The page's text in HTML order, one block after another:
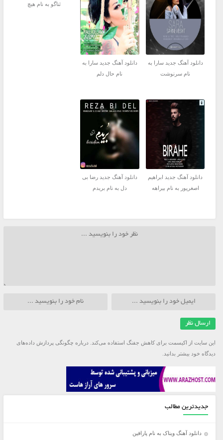
دانلود آهنگ جدید سارا به
نام سرنوشت
دانلود آهنگ جدید سارا به
نام حال دلم
ثناگو به نام هیچ
دانلود آهنگ جدید ابراهیم
اصغرپور به نام بیراهه
دانلود آهنگ جدید رضا بی
دل به نام بریدم
این سایت از اکیسمت برای کاهش جفنگ استفاده می‌کند. درباره چگونگی پردازش داده‌های
دیدگاه خود بیشتر بدانید.
جدیدترین مطالب
دانلود آهنگ ویناک به نام پارافین